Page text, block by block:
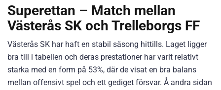
Superettan – Match mellan
Västerås SK och Trelleborgs FF
Västerås SK har haft en stabil säsong hittills. Laget ligger
bra till i tabellen och deras prestationer har varit relativt
starka med en form på 53%, där de visat en bra balans
mellan offensivt spel och ett gediget försvar. Å andra sidan